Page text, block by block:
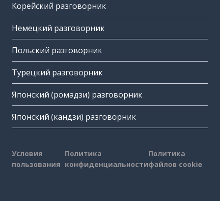
Корейский разговорник
Немецкий разговорник
Польский разговорник
Турецкий разговорник
Японский (ромадзи) разговорник
Японский (кандзи) разговорник
Условия
пользования
Политика
конфиденциальности
Политика
файлов cookie